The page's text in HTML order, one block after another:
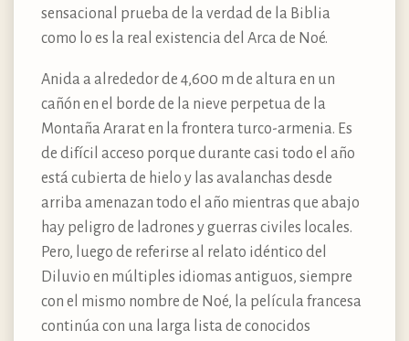
sensacional prueba de la verdad de la Biblia
como lo es la real existencia del Arca de Noé.
Anida a alrededor de 4,600 m de altura en un
cañón en el borde de la nieve perpetua de la
Montaña Ararat en la frontera turco-armenia. Es
de difícil acceso porque durante casi todo el año
está cubierta de hielo y las avalanchas desde
arriba amenazan todo el año mientras que abajo
hay peligro de ladrones y guerras civiles locales.
Pero, luego de referirse al relato idéntico del
Diluvio en múltiples idiomas antiguos, siempre
con el mismo nombre de Noé, la película francesa
continúa con una larga lista de conocidos